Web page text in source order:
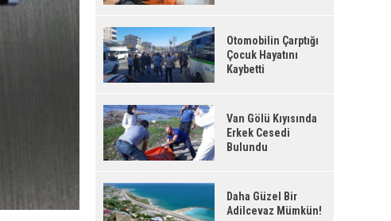
Otomobilin Çarptığı
Çocuk Hayatını
Kaybetti
Van Gölü Kıyısında
Erkek Cesedi
Bulundu
Daha Güzel Bir
Adilcevaz Mümkün!